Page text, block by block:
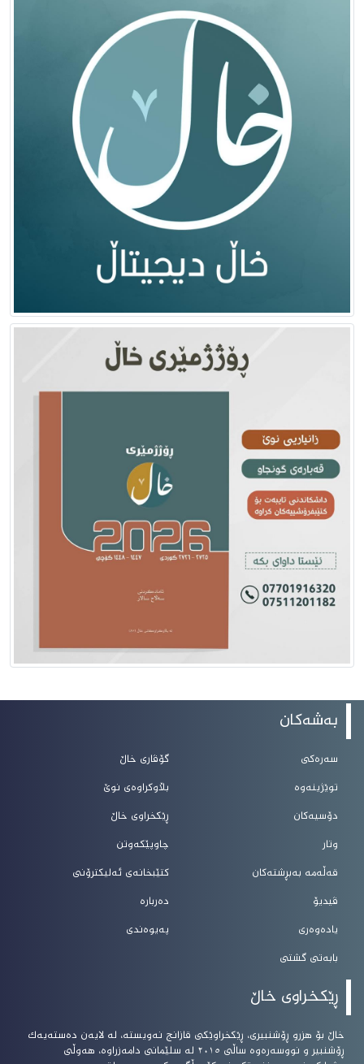
بەشەکان
سەرەکی
توێژینەوە
دۆسیەکان
وتار
گۆڤاری خاڵ
بڵاوکراوەی نوێ
ڕێکخراوی خاڵ
چاوپێکەوتن
قەڵەمە بەبڕشتەکان
ڤیدیۆ
یادەوەری
بابەتی گشتی
کتێبخانەی ئەلیکترۆنی
دەربارە
پەیوەندی
ڕێکخراوی خاڵ
خاڵ بۆ هزرو ڕۆشنبیرى، ڕێکخراوێکى قازانج نەویستە، لە لایەن دەستەیەک
ڕۆشنبیر و نووسەرەوە ساڵى ٢٠١٥ لە سلێمانى دامەزراوە، هەوڵى